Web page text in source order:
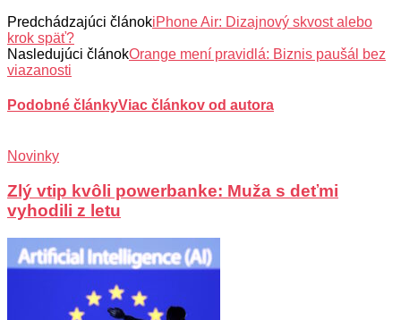
Predchádzajúci článokiPhone Air: Dizajnový skvost alebo
krok späť?
Nasledujúci článokOrange mení pravidlá: Biznis paušál bez
viazanosti
Podobné článkyViac článkov od autora
Novinky
Zlý vtip kvôli powerbanke: Muža s deťmi
vyhodili z letu